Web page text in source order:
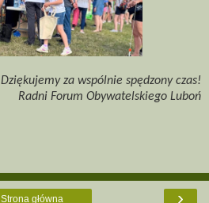
Dziękujemy za wspólnie spędzony czas!
Radni Forum Obywatelskiego Luboń
›
Strona główna